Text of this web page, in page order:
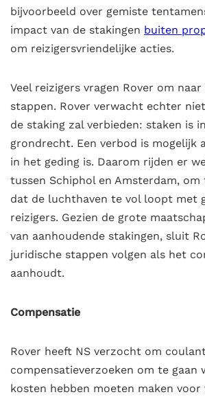
bijvoorbeeld over gemiste
impact van de stakingen buiten
om reizigersvriendelijke acties.
Veel reizigers vragen Rover om
stappen. Rover verwacht echter
de staking zal verbieden: staken is
grondrecht. Een verbod is mogelijk
in het geding is. Daarom rijden er
tussen Schiphol en Amsterdam, om
dat de luchthaven te vol loopt met
reizigers. Gezien de grote
van aanhoudende stakingen, sluit
juridische stappen volgen als het
aanhoudt.
Compensatie
Rover heeft NS verzocht om
compensatieverzoeken om te gaan
kosten hebben moeten maken voor